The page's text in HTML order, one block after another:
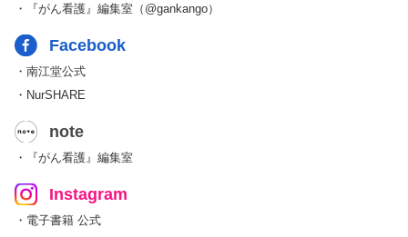
・『がん看護』編集室（@gankango）
Facebook
・南江堂公式
・NurSHARE
note
・『がん看護』編集室
Instagram
・電子書籍 公式